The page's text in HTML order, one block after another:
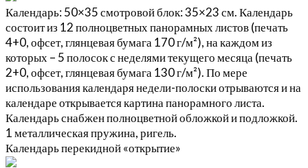
Календарь: 50×35 смотровой блок: 35×23 см. Календарь
состоит из 12 полноцветных панорамных листов (печать
4+0, офсет, глянцевая бумага 170 г/м²), на каждом из
которых – 5 полосок с неделями текущего месяца (печать
2+0, офсет, глянцевая бумага 130 г/м²). По мере
использования календаря недели-полоски отрываются и на
календаре открывается картина панорамного листа.
Календарь снабжен полноцветной обложкой и подложкой.
1 металлическая пружина, ригель.
Календарь перекидной «открытие»